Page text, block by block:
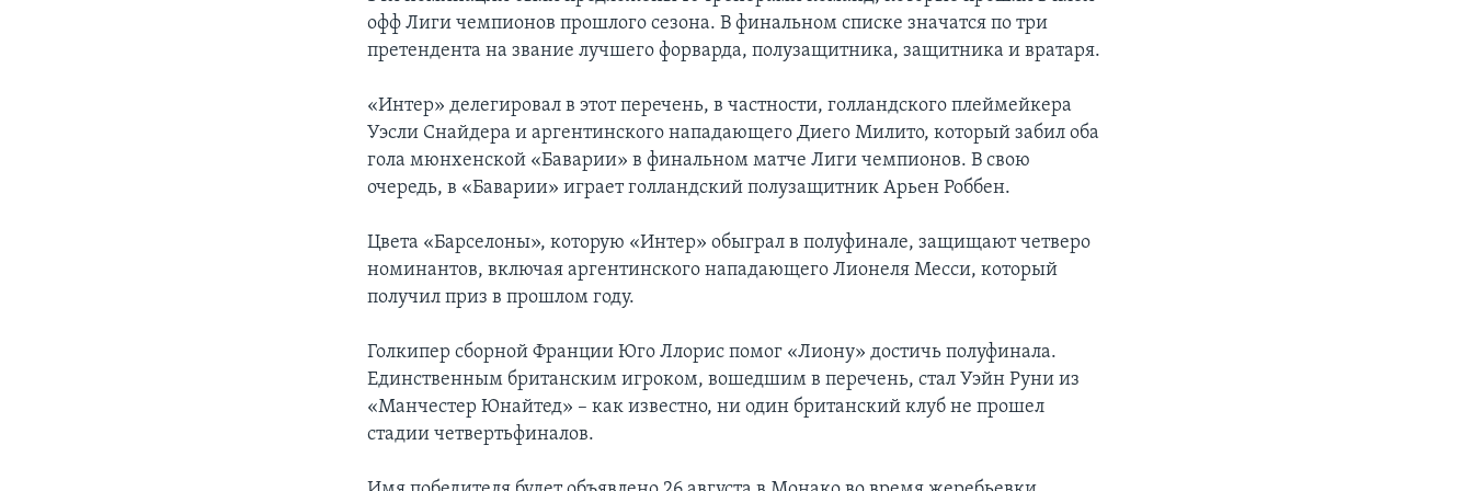
офф Лиги чемпионов прошлого сезона. В финальном списке значатся по три
претендента на звание лучшего форварда, полузащитника, защитника и вратаря.
«Интер» делегировал в этот перечень, в частности, голландского плеймейкера
Уэсли Снайдера и аргентинского нападающего Диего Милито, который забил оба
гола мюнхенской «Баварии» в финальном матче Лиги чемпионов. В свою
очередь, в «Баварии» играет голландский полузащитник Арьен Роббен.
Цвета «Барселоны», которую «Интер» обыграл в полуфинале, защищают четверо
номинантов, включая аргентинского нападающего Лионеля Месси, который
получил приз в прошлом году.
Голкипер сборной Франции Юго Ллорис помог «Лиону» достичь полуфинала.
Единственным британским игроком, вошедшим в перечень, стал Уэйн Руни из
«Манчестер Юнайтед» – как известно, ни один британский клуб не прошел
стадии четвертьфиналов.